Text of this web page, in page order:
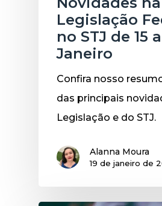
Legislação
no STJ de 15
Janeiro
Confira nosso
das principais
Legislação e do STJ.
Alanna Moura
19 de janeiro de